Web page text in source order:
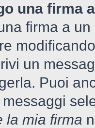
una firma
firma a
un
Puoi
la mia firma